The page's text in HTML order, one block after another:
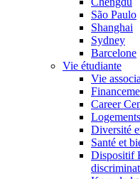
São Paulo
Shanghai
Sydney
Barcelone
Vie étudiante
Vie
Career
Diversité
Santé et
Dispositif